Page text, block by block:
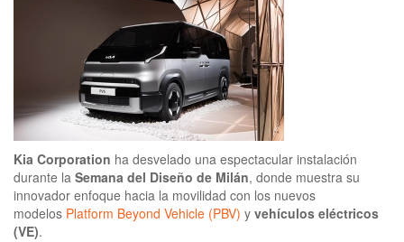
Kia Corporation ha desvelado una espectacular instalación
durante la Semana del Diseño de Milán, donde muestra su
innovador enfoque hacia la movilidad con los nuevos
modelos Platform Beyond Vehicle (PBV) y vehículos eléctricos
(VE).